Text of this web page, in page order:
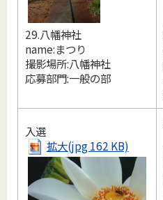
29.八幡神社
name:まつり
撮影場所:八幡神社
応募部門:一般の部
入選
拡大(jpg 162 KB)